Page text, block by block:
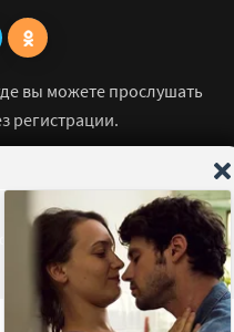
вы можете прослушать
регистрации.
Все права защищены